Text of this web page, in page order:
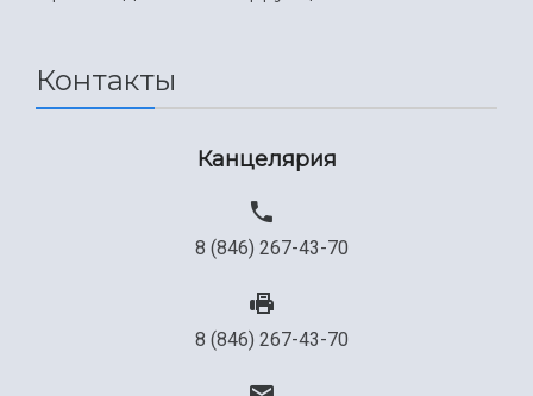
Контакты
Канцелярия
8 (846) 267-43-70
8 (846) 267-43-70